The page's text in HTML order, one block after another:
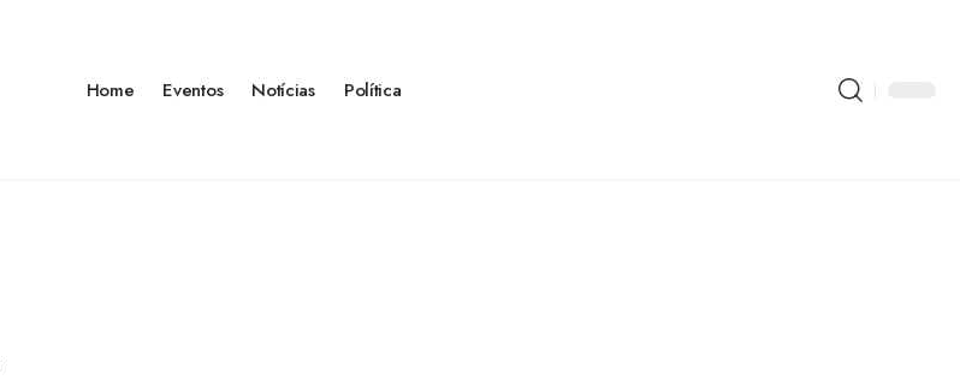
Home Eventos Notícias Política